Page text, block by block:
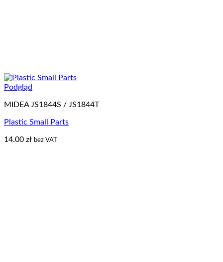
Podgląd
MIDEA JS1844S / JS1844T
Plastic Small Parts
14.00 zł bez VAT